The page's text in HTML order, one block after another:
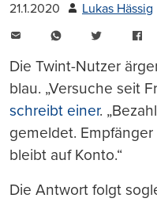
21.1.2020 Lukas Hässig
WhatsAppTwitter
Die Twint-Nutzer
blau. „Versuche seit
schreibt einer.
gemeldet.
bleibt auf Konto.“
Die Antwort folgt